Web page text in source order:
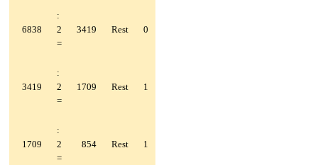
6838
:
2
=
3419 Rest 0
3419
:
2
=
1709 Rest 1
1709
:
2
=
854 Rest 1